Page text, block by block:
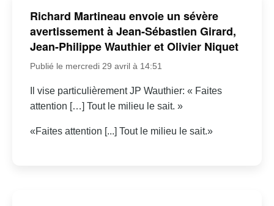
Richard Martineau envoie un sévère
avertissement à Jean-Sébastien Girard,
Jean-Philippe Wauthier et Olivier Niquet
Publié le mercredi 29 avril à 14:51
Il vise particulièrement JP Wauthier: « Faites
attention […] Tout le milieu le sait. »
«Faites attention [...] Tout le milieu le sait.»